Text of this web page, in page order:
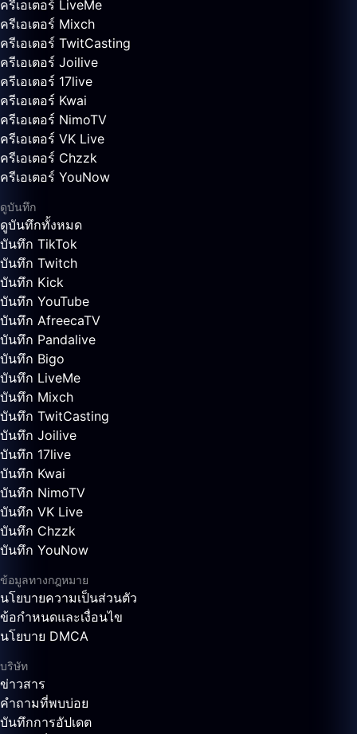
ครีเอเตอร์ LiveMe
ครีเอเตอร์ Mixch
ครีเอเตอร์ TwitCasting
ครีเอเตอร์ Joilive
ครีเอเตอร์ 17live
ครีเอเตอร์ Kwai
ครีเอเตอร์ NimoTV
ครีเอเตอร์ VK Live
ครีเอเตอร์ Chzzk
ครีเอเตอร์ YouNow
ดูบันทึก
ดูบันทึกทั้งหมด
บันทึก TikTok
บันทึก Twitch
บันทึก Kick
บันทึก YouTube
บันทึก AfreecaTV
บันทึก Pandalive
บันทึก Bigo
บันทึก LiveMe
บันทึก Mixch
บันทึก TwitCasting
บันทึก Joilive
บันทึก 17live
บันทึก Kwai
บันทึก NimoTV
บันทึก VK Live
บันทึก Chzzk
บันทึก YouNow
ข้อมูลทางกฎหมาย
นโยบายความเป็นส่วนตัว
ข้อกำหนดและเงื่อนไข
นโยบาย DMCA
บริษัท
ข่าวสาร
คำถามที่พบบ่อย
บันทึกการอัปเดต